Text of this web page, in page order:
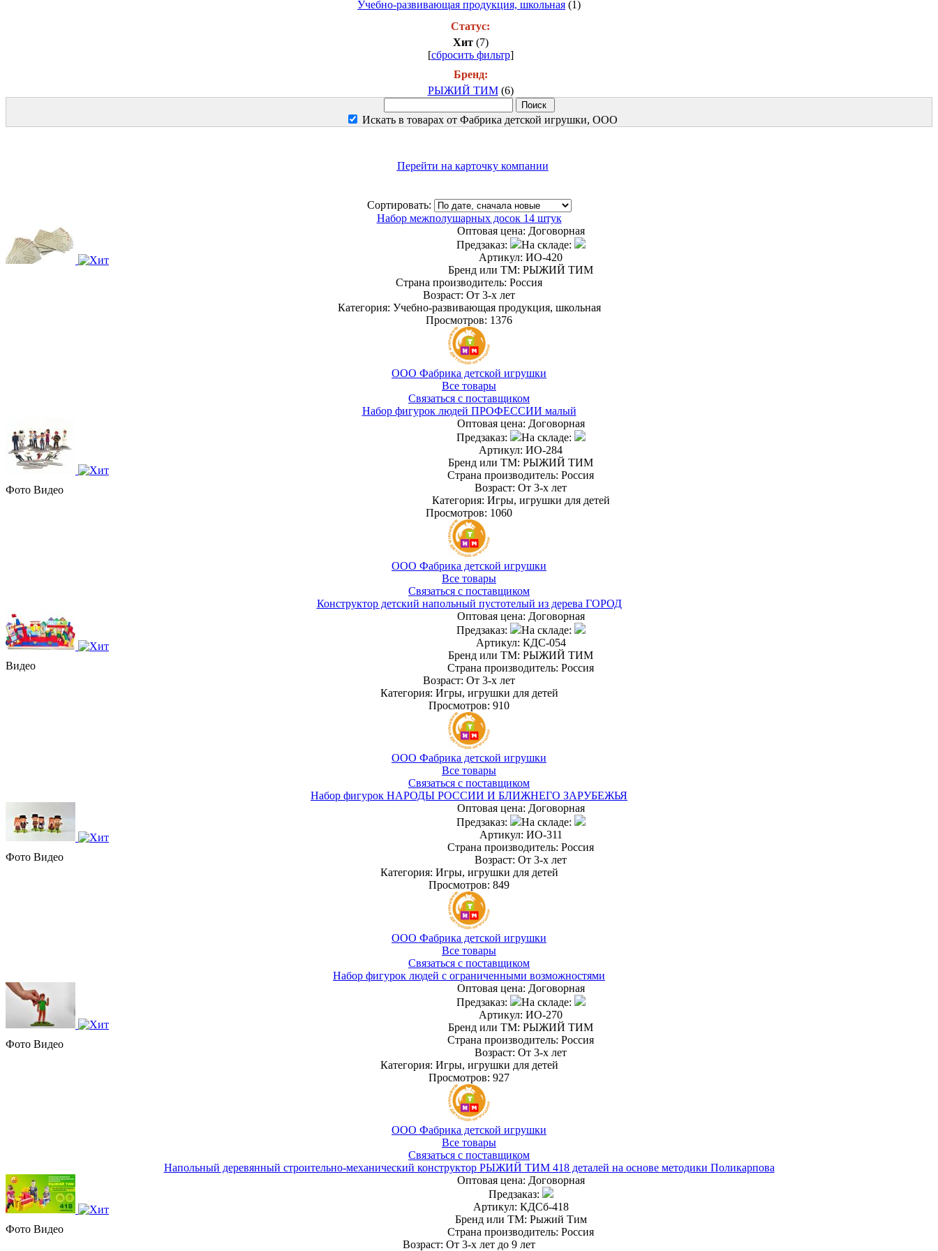
Учебно-развивающая продукция, школьная (1)
Статус:
Хит (7)
[сбросить фильтр]
Бренд:
РЫЖИЙ ТИМ (6)
Искать в товарах от Фабрика детской игрушки, ООО
Перейти на карточку компании
Сортировать:
Набор межполушарных досок 14 штук
Оптовая цена: Договорная
Предзаказ:
На складе:
Артикул: ИО-420
Бренд или ТМ: РЫЖИЙ ТИМ
Страна производитель: Россия
Возраст: От 3-х лет
Категория: Учебно-развивающая продукция, школьная
Просмотров: 1376
ООО Фабрика детской игрушки
Все товары
Связаться с поставщиком
Набор фигурок людей ПРОФЕССИИ малый
Фото Видео
Оптовая цена: Договорная
Предзаказ:
На складе:
Артикул: ИО-284
Бренд или ТМ: РЫЖИЙ ТИМ
Страна производитель: Россия
Возраст: От 3-х лет
Категория: Игры, игрушки для детей
Просмотров: 1060
ООО Фабрика детской игрушки
Все товары
Связаться с поставщиком
Конструктор детский напольный пустотелый из дерева ГОРОД
Видео
Оптовая цена: Договорная
Предзаказ:
На складе:
Артикул: КДС-054
Бренд или ТМ: РЫЖИЙ ТИМ
Страна производитель: Россия
Возраст: От 3-х лет
Категория: Игры, игрушки для детей
Просмотров: 910
ООО Фабрика детской игрушки
Все товары
Связаться с поставщиком
Набор фигурок НАРОДЫ РОССИИ И БЛИЖНЕГО ЗАРУБЕЖЬЯ
Фото Видео
Оптовая цена: Договорная
Предзаказ:
На складе:
Артикул: ИО-311
Страна производитель: Россия
Возраст: От 3-х лет
Категория: Игры, игрушки для детей
Просмотров: 849
ООО Фабрика детской игрушки
Все товары
Связаться с поставщиком
Набор фигурок людей с ограниченными возможностями
Фото Видео
Оптовая цена: Договорная
Предзаказ:
На складе:
Артикул: ИО-270
Бренд или ТМ: РЫЖИЙ ТИМ
Страна производитель: Россия
Возраст: От 3-х лет
Категория: Игры, игрушки для детей
Просмотров: 927
ООО Фабрика детской игрушки
Все товары
Связаться с поставщиком
Напольный деревянный строительно-механический конструктор РЫЖИЙ ТИМ 418 деталей на основе методики Поликарпова
Фото Видео
Оптовая цена: Договорная
Предзаказ:
Артикул: КДСб-418
Бренд или ТМ: Рыжий Тим
Страна производитель: Россия
Возраст: От 3-х лет до 9 лет